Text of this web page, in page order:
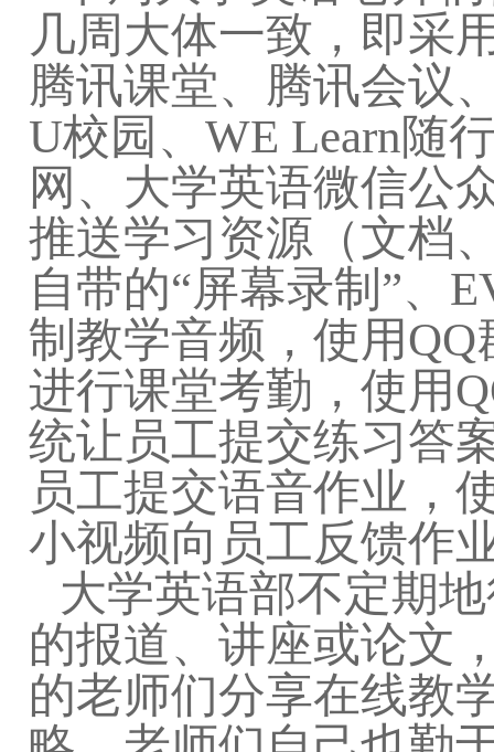
几周大体一致，即采
腾讯课堂、腾讯会议
U校园、 WE Learn随
网、大学英语微信公
推送学习资源（文档
自带的“屏幕录制 ”、
制教学音频，使用QQ
进行课堂考勤，使用
统让员工提交练习答
员工提交语音作业，
小视频向员工反馈作
大学英语部不定期
的报道、讲座或论文
的老师们分享在线教